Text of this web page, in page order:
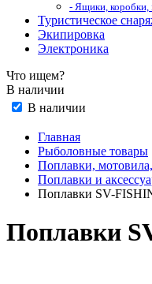
- Ящики,
Туристическое
Экипировка
Электроника
Что ищем?
В наличии
В наличии
Главная
Рыболовные товары
Поплавки,
Поплавки и
Поплавки SV-
Поплавки